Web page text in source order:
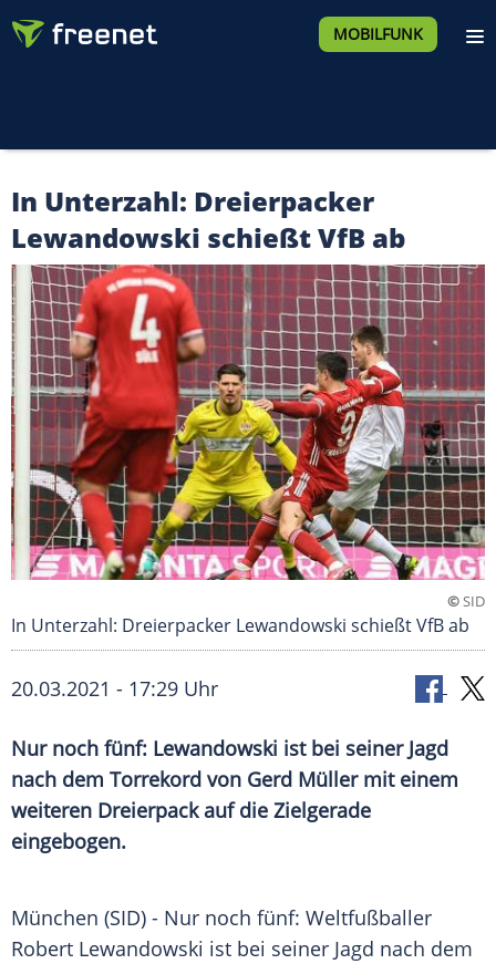
MOBILFUNK
In Unterzahl: Dreierpacker
Lewandowski schießt VfB ab
©SID
In Unterzahl: Dreierpacker Lewandowski schießt VfB ab
20.03.2021 - 17:29 Uhr
Nur noch fünf: Lewandowski ist bei seiner Jagd
nach dem Torrekord von Gerd Müllermit einem
weiteren Dreierpackauf die Zielgerade
eingebogen.
München (SID) - Nur noch fünf: Weltfußballer
Robert Lewandowski ist bei seiner Jagd nach dem